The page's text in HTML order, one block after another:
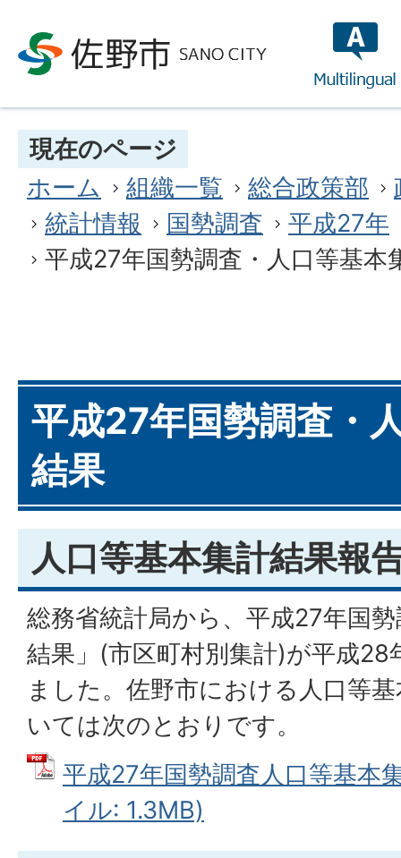
現在のページ
ホーム
組織一覧 総合政策部
統計情報
国勢調査
平成27年
平成27年国勢調査・人口等基本
平成27年国勢調査・
結果
人口等基本集計結果報
総務省統計局から、平成27年国
結果」(市区町村別集計)が平成
ました。佐野市における人口等
いては次のとおりです。
平成27年国勢調査人口等基本
イル: 1.3MB)